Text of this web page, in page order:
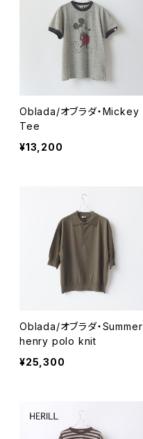
Oblada/オブラダ・Mickey
Tee
¥13,200
Oblada/オブラダ・Summer
henry polo knit
¥25,300